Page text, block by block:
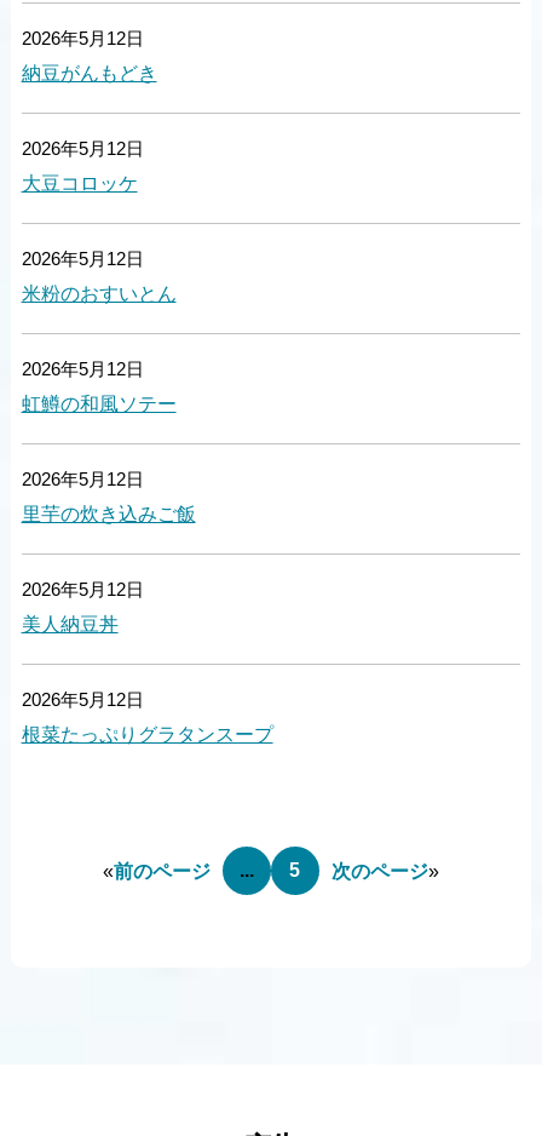
2026年5月12日
納豆がんもどき
2026年5月12日
大豆コロッケ
2026年5月12日
米粉のおすいとん
2026年5月12日
虹鱒の和風ソテー
2026年5月12日
里芋の炊き込みご飯
2026年5月12日
美人納豆丼
2026年5月12日
根菜たっぷりグラタンスープ
«前のページ ... 5 次のページ»